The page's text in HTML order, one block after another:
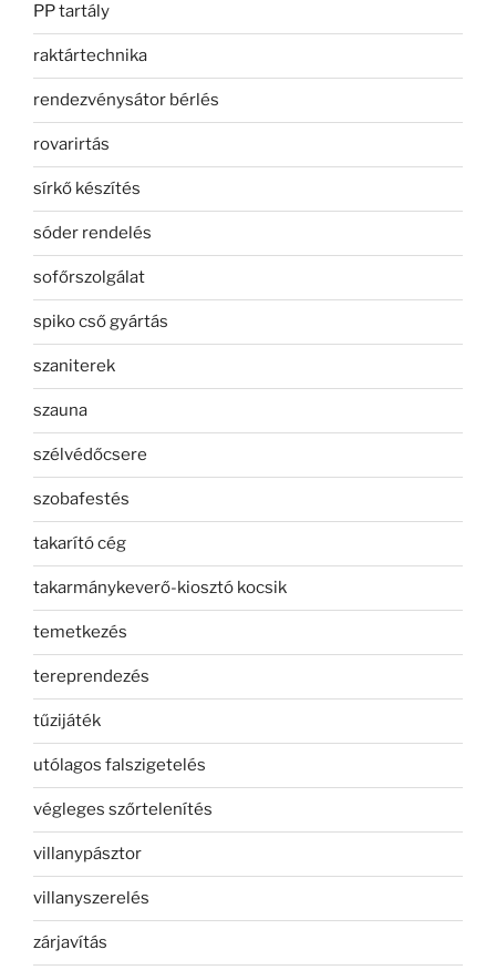
PP tartály
raktártechnika
rendezvénysátor bérlés
rovarirtás
sírkő készítés
sóder rendelés
sofőrszolgálat
spiko cső gyártás
szaniterek
szauna
szélvédőcsere
szobafestés
takarító cég
takarmánykeverő-kiosztó kocsik
temetkezés
tereprendezés
tűzijáték
utólagos falszigetelés
végleges szőrtelenítés
villanypásztor
villanyszerelés
zárjavítás